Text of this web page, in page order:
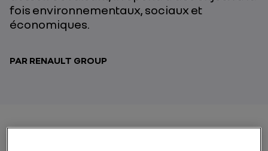
fois environnementaux, sociaux et
économiques.
PAR RENAULT GROUP